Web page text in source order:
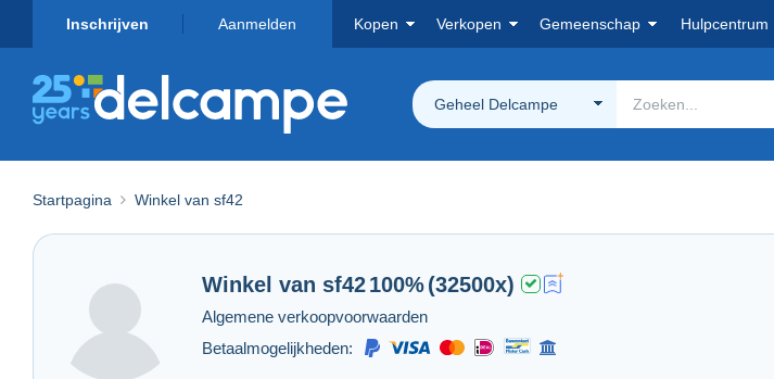
Inschrijven Aanmelden Kopen Verkopen Gemeenschap Hulpcentrum
Geheel Delcampe
Startpagina Winkel van sf42
Winkel van sf42100%(32500x)
Algemene verkoopvoorwaarden
Betaalmogelijkheden: